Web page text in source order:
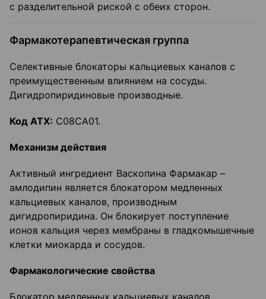
с разделительной риской с обеих сторон.
Фармакотерапевтическая группа
Селективные блокаторы кальциевых каналов с
преимущественным влиянием на сосуды.
Дигидропиридиновые производные.
Код ATX: C08CA01.
Механизм действия
Активный ингредиент Васкопина Фармакар –
амлодипин является блокатором медленных
кальциевых каналов, производным
дигидропиридина. Он блокирует поступление
ионов кальция через мембраны в гладкомышечные
клетки миокарда и сосудов.
Фармакологические свойства